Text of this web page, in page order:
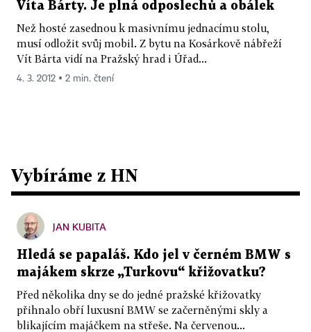
Víta Bárty. Je plná odposlechů a obálek
Než hosté zasednou k masivnímu jednacímu stolu,
musí odložit svůj mobil. Z bytu na Kosárkově nábřeží
Vít Bárta vidí na Pražský hrad i Úřad...
4. 3. 2012 ▪ 2 min. čtení
Vybíráme z HN
JAN KUBITA
Hledá se papaláš. Kdo jel v černém BMW s
majákem skrze „Turkovu“ křižovatku?
Před několika dny se do jedné pražské křižovatky
přihnalo obří luxusní BMW se začerněnými skly a
blikajícím majáčkem na střeše. Na červenou...